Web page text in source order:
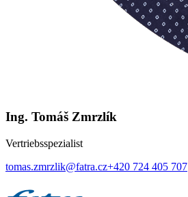
Ing. Tomáš Zmrzlík
Vertriebsspezialist
tomas.zmrzlik@fatra.cz+420 724 405 707